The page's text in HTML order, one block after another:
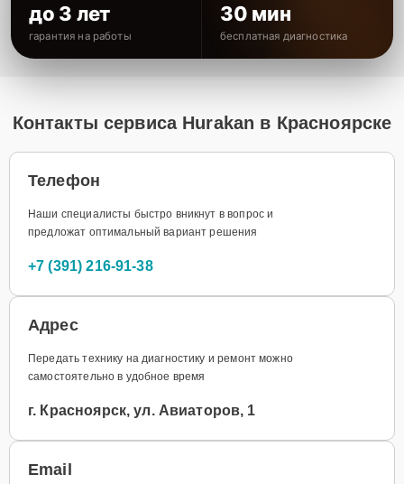
до 3 лет
гарантия на работы
30 мин
бесплатная диагностика
Контакты сервиса Hurakan в Красноярске
Телефон
Наши специалисты быстро вникнут в вопрос и
предложат оптимальный вариант решения
+7 (391) 216-91-38
Адрес
Передать технику на диагностику и ремонт можно
самостоятельно в удобное время
г. Красноярск, ул. Авиаторов, 1
Email